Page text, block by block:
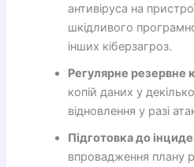
антивіруса на
шкідливого
інших кіберзагроз.
Регулярне резервне
копій даних у
відновлення у разі
Підготовка до
впровадження плану